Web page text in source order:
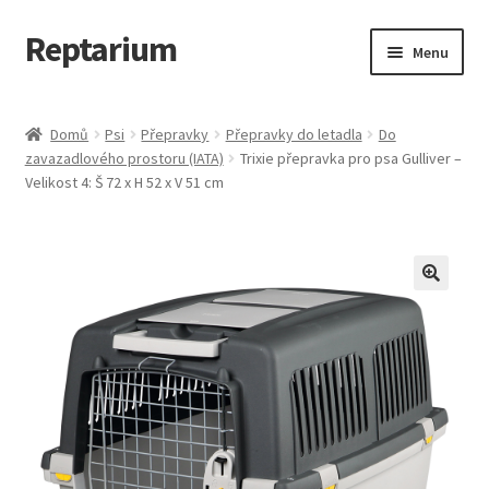
Přeskočit
na
Přejít
k
webu
Reptarium Menu
Košík
Obchod
Pokladna
Vše pro kočky
Domů Psi Přepravky Přepravky do letadla
Do
zavazadlového prostoru (IATA)
Trixie přepravka pro psa Gulliver –
Velikost 4: Š 72 x H 52 x V 51 cm